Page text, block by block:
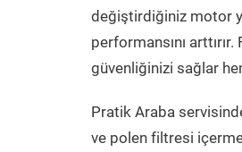
değiştirdiğiniz motor
performansını
güvenliğinizi sağlar
Pratik Araba
ve polen filtresi